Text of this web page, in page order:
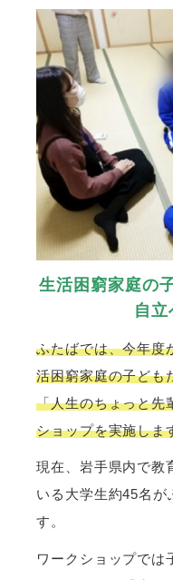
生活困窮家庭の
自立
ふたばでは、今年度
活困窮家庭の子ども
「人生のちょっと先
ショップを実施しま
現在、岩手県内で教
いる大学生約45名が
す。
ワークショップでは